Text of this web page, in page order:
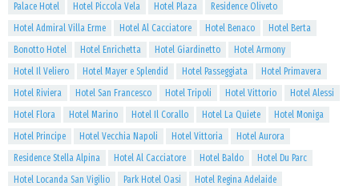
Palace Hotel
Hotel Piccola Vela Hotel Plaza
Residence Oliveto
Hotel Admiral Villa Erme
Hotel Al Cacciatore Hotel Benaco
Hotel Berta
Bonotto Hotel
Hotel Enrichetta Hotel Giardinetto
Hotel Armony
Hotel Il Veliero
Hotel Mayer e Splendid Hotel Passeggiata
Hotel Primavera
Hotel Riviera
Hotel San Francesco Hotel Tripoli Hotel Vittorio
Hotel Alessi
Hotel Flora
Hotel Marino Hotel Il Corallo Hotel La Quiete
Hotel Moniga
Hotel Principe
Hotel Vecchia Napoli Hotel Vittoria
Hotel Aurora
Residence Stella Alpina
Hotel Al Cacciatore Hotel Baldo
Hotel Du Parc
Hotel Locanda San Vigilio
Park Hotel Oasi
Hotel Regina Adelaide